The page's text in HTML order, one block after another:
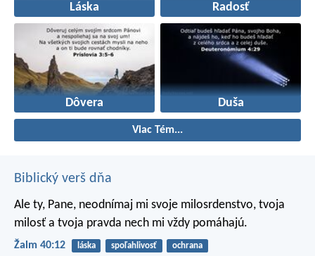
Láska Radosť
Dôvera Duša
Viac Tém...
Biblický verš dňa
Ale ty, Pane, neodnímaj mi svoje milosrdenstvo, tvoja
milosť a tvoja pravda nech mi vždy pomáhajú.
Žalm 40:12 láska spoľahlivosť ochrana